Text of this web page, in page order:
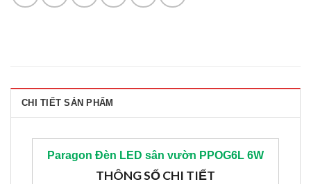
CHI TIẾT SẢN PHẨM
Paragon Đèn LED sân vườn PPOG6L 6W
THÔNG SỐ CHI TIẾT